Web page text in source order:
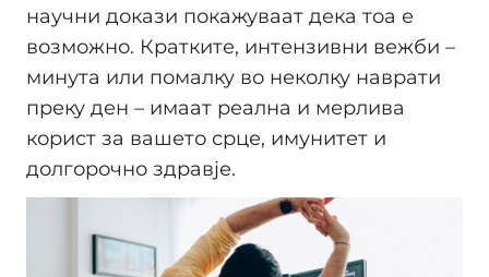
научни докази покажуваат дека тоа е
возможно. Кратките, интензивни вежби –
минута или помалку во неколку наврати
преку ден – имаат реална и мерлива
корист за вашето срце, имунитет и
долгорочно здравје.